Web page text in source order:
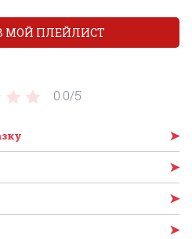
0.0/5
➤
➤
➤
➤
МОЙ ПЛЕЙЛИСТ